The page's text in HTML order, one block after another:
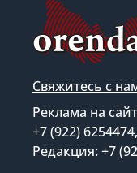
Свяжитесь с
Реклама на
+7 (922)
Редакция: +7